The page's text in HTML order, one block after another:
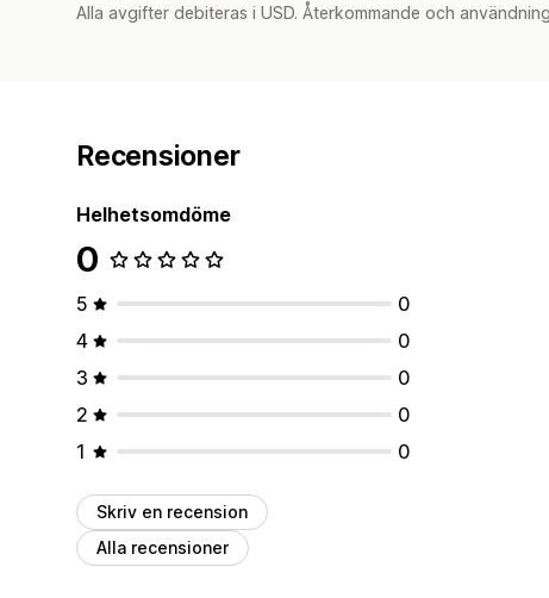
Alla avgifter debiteras i USD. Återkommande och
Recensioner
Helhetsomdöme
0
5
0
4
0
3
0
2
0
1
0
Skriv en recension
Alla recensioner